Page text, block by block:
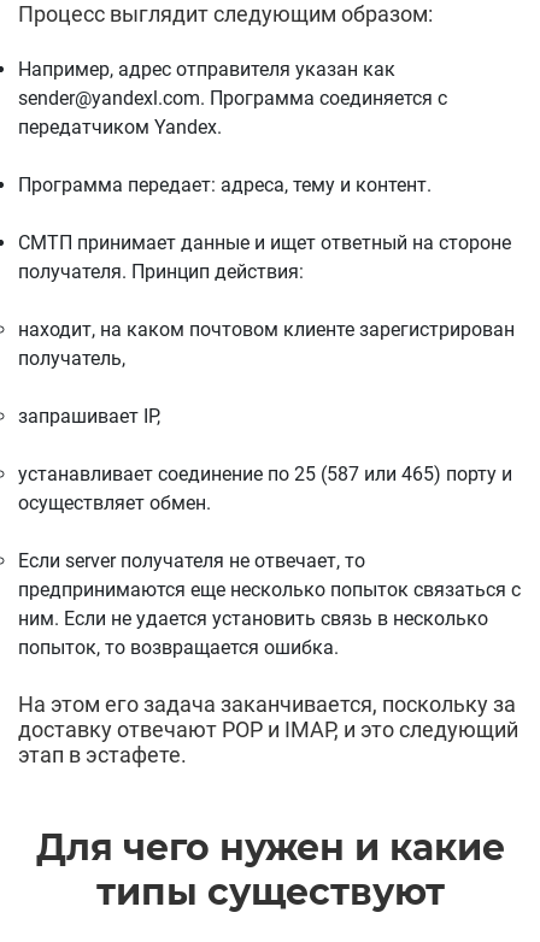
Процесс выглядит следующим образом:
Например, адрес отправителя указан как
sender@yandexl.com. Программа соединяется с
передатчиком Yandex.
Программа передает: адреса, тему и контент.
СМТП принимает данные и ищет ответный на стороне
получателя. Принцип действия:
находит, на каком почтовом клиенте зарегистрирован
получатель,
запрашивает IP,
устанавливает соединение по 25 (587 или 465) порту и
осуществляет обмен.
Если server получателя не отвечает, то
предпринимаются еще несколько попыток связаться с
ним. Если не удается установить связь в несколько
попыток, то возвращается ошибка.
На этом его задача заканчивается, поскольку за
доставку отвечают POP и IMAP, и это следующий
этап в эстафете.
Для чего нужен и какие
типы существуют